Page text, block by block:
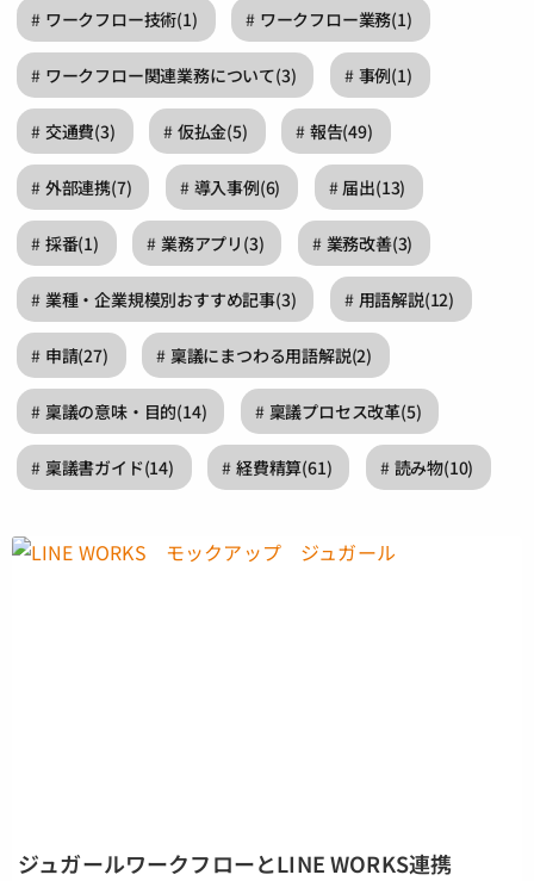
ワークフロー技術(1) ワークフロー業務(1)
ワークフロー関連業務について(3) 事例(1)
交通費(3) 仮払金(5) 報告(49)
外部連携(7) 導入事例(6) 届出(13)
採番(1) 業務アプリ (3) 業務改善(3)
業種・企業規模別おすすめ記事(3) 用語解説(12)
申請(27) 稟議にまつわる用語解説(2)
稟議の意味・目的(14) 稟議プロセス改革(5)
稟議書ガイド(14) 経費精算(61) 読み物(10)
ジュガールワークフローとLINE WORKS連携